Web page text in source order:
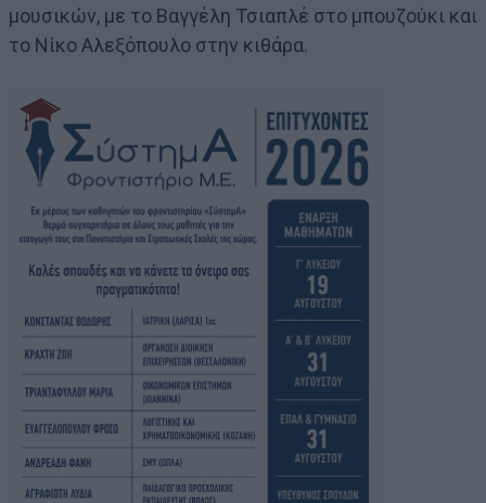
μουσικών, με το Βαγγέλη Τσιαπλέ στο μπουζούκι και
το Νίκο Αλεξόπουλο στην κιθάρα.